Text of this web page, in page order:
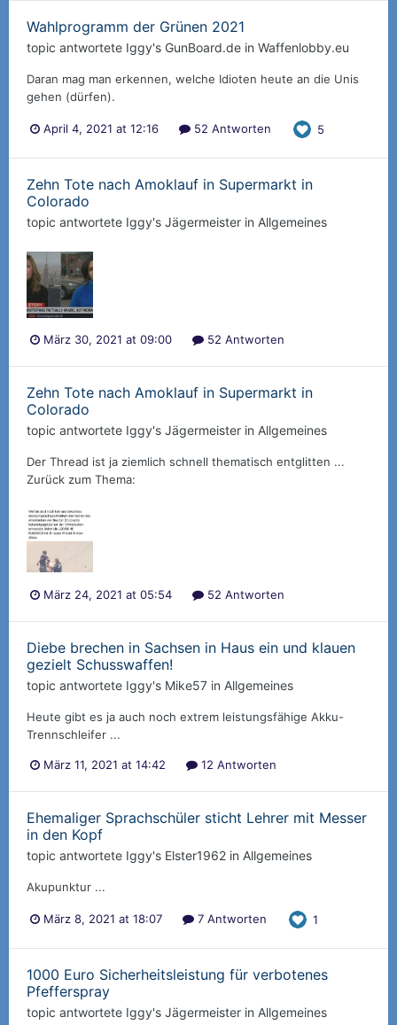
Wahlprogramm der Grünen 2021
topic antwortete Iggy's GunBoard.de in Waffenlobby.eu
Daran mag man erkennen, welche Idioten heute an die Unis
gehen (dürfen).
April 4, 2021 at 12:16 52 Antworten 5
Zehn Tote nach Amoklauf in Supermarkt in
Colorado
topic antwortete Iggy's Jägermeister in Allgemeines
März 30, 2021 at 09:00 52 Antworten
Zehn Tote nach Amoklauf in Supermarkt in
Colorado
topic antwortete Iggy's Jägermeister in Allgemeines
Der Thread ist ja ziemlich schnell thematisch entglitten ...
Zurück zum Thema:
März 24, 2021 at 05:54 52 Antworten
Diebe brechen in Sachsen in Haus ein und klauen
gezielt Schusswaffen!
topic antwortete Iggy's Mike57 in Allgemeines
Heute gibt es ja auch noch extrem leistungsfähige Akku-
Trennschleifer ...
März 11, 2021 at 14:42 12 Antworten
Ehemaliger Sprachschüler sticht Lehrer mit Messer
in den Kopf
topic antwortete Iggy's Elster1962 in Allgemeines
Akupunktur ...
März 8, 2021 at 18:07 7 Antworten 1
1000 Euro Sicherheitsleistung für verbotenes
Pfefferspray
topic antwortete Iggy's Jägermeister in Allgemeines